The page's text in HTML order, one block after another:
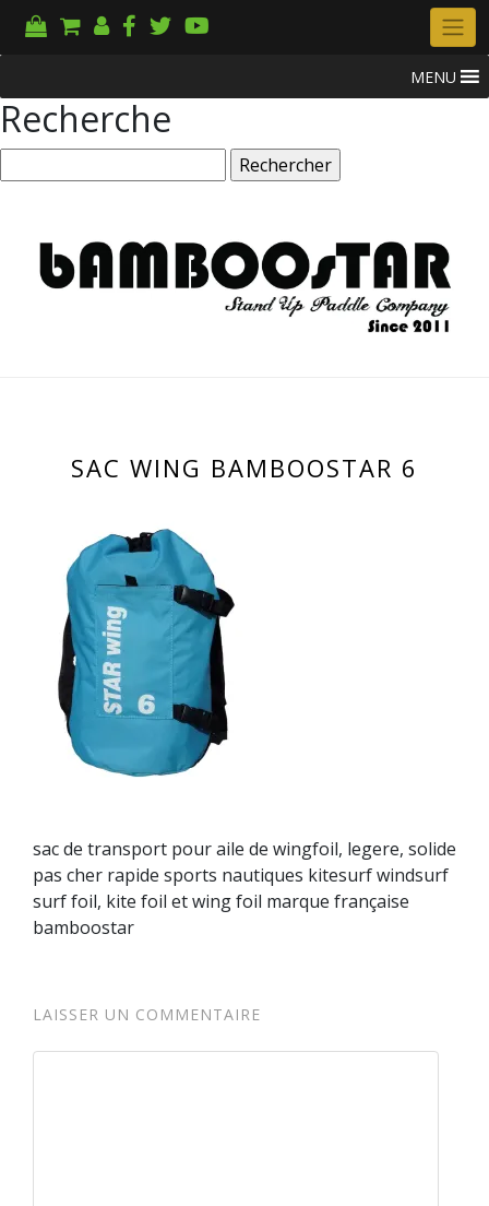
MENU
Recherche
SAC WING BAMBOOSTAR 6
sac de transport pour aile de wingfoil, legere, solide
pas cher rapide sports nautiques kitesurf windsurf
surf foil, kite foil et wing foil marque française
bamboostar
LAISSER UN COMMENTAIRE